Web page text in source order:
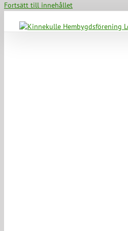
Fortsätt till innehållet